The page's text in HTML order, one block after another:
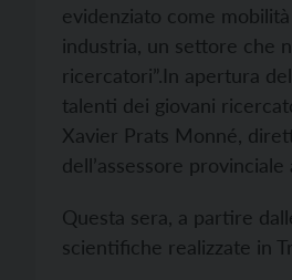
evidenziato come
industria, un settore che
ricercatori”.In apertura
talenti dei giovani
Xavier Prats Monné,
dell’assessore
Questa sera, a partire
scientifiche realizzate in